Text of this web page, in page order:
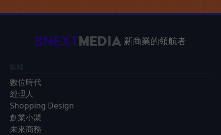
新商業的領航者
媒體
數位時代
經理人
Shopping Design
創業小聚
未來商務